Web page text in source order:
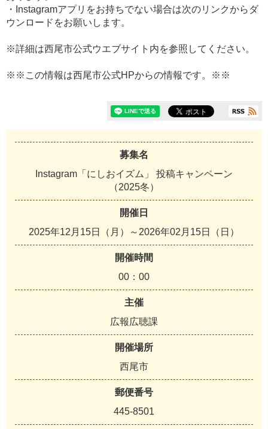
・Instagramアプリをお持ちでない場合は次のリンクからダ
ウンロードをお願いします。
※詳細は西尾市公式ウエブサイト内を参照してください。
※※この情報は西尾市公式HPからの情報です。※※
募集名
Instagram「にしおイズム」 投稿キャンペーン
（2025冬）
開催日
2025年12月15日（月）～2026年02月15日（日）
開催時間
00：00
主催
広報広聴課
開催場所
西尾市
郵便番号
445-8501